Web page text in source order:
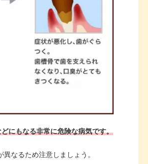
にもなる非常に危険な病気です。
なるため注意しましょう。